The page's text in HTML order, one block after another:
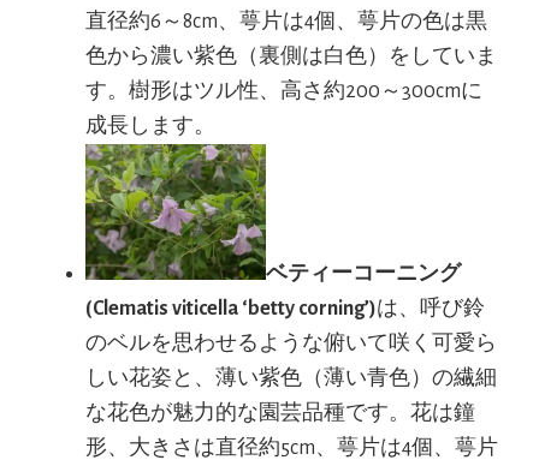
直径約6～8cm、萼片は4個、萼片の色は黒
色から濃い紫色（裏側は白色）をしていま
す。樹形はツル性、高さ約200～300cmに
成長します。
ベティーコーニング
(Clematis viticella ‘betty corning’)は、呼び鈴
のベルを思わせるような俯いて咲く可愛ら
しい花姿と、薄い紫色（薄い青色）の繊細
な花色が魅力的な園芸品種です。花は鐘
形、大きさは直径約5cm、萼片は4個、萼片